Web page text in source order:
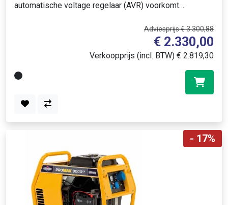
automatische voltage regelaar (AVR) voorkomt
Adviesprijs € 3.300,88
€ 2.330,00
Verkoopprijs (incl. BTW) € 2.819,30
- 17%